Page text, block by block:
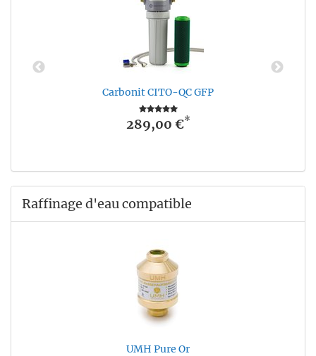
Carbonit CITO-QC GFP
289,00 €*
Raffinage d'eau compatible
UMH Pure Or